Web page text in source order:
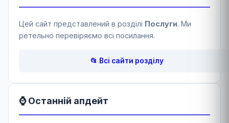
Цей сайт представлений в розділі Послуги. Ми
ретельно перевіряємо всі посилання.
📂 Всі сайти розділу
⌚ Останній апдейт